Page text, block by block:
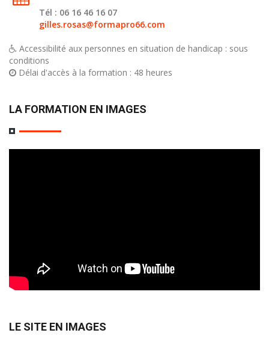
Tél : 06 16 46 16 07
gilles.rosas@formapro66.com
Accessibilité aux personnes en situation de handicap : sous
conditions
Délai d'accès à la formation : 48 heures
LA FORMATION EN IMAGES
LE SITE EN IMAGES